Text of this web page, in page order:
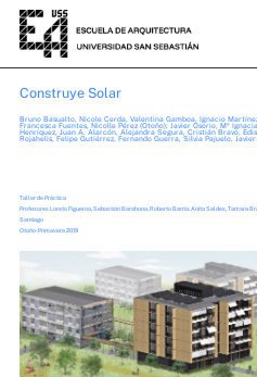
Construye Solar
Bruno Basualto, Nicole Cerda, Valentina Gamboa, Ignacio
Francesca Fuentes, Nicolle Pérez (Otoño); Javier Osorio, Mª
Henríquez, Juan A. Alarcón, Alejandra Segura, Cristián Bravo,
Rojahelis, Felipe Gutiérrez, Fernando Guerra, Silvia Pajuelo,
Taller de Práctica
Profesores Loreto Figueroa, Sebastián Barahona, Roberto Barría, Anita Saldes, Tamara
Santiago
Otoño-Primavera 2019